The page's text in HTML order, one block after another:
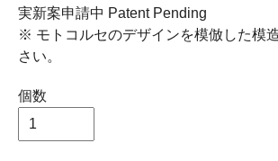
実新案申請中 Patent Pending
※ モトコルセのデザインを模倣した模
さい。
個数